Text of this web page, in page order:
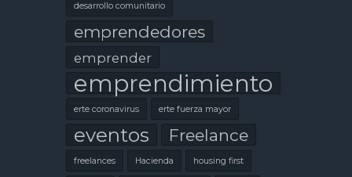
desarrollo comunitario
emprendedores
emprender
emprendimiento
erte coronavirus erte fuerza mayor
eventos Freelance
freelances Hacienda housing first